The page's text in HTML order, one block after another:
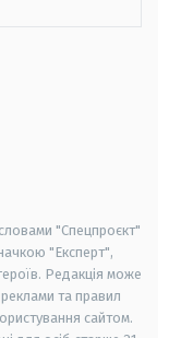
"Спецпроєкт"
"Експерт",
Редакція може
та правил
сайтом.